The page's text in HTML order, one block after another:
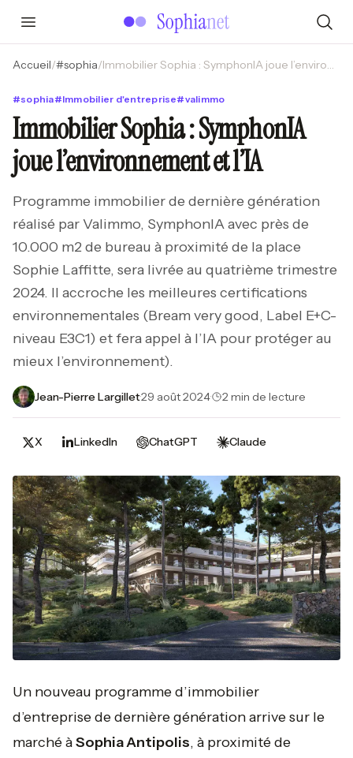
Accueil/#sophia/ Immobilier Sophia : SymphonIA joue l’environnement et l’IA
#sophia#Immobilier d'entreprise#valimmo
Immobilier Sophia : SymphonIA
joue l’environnement et l’IA
Programme immobilier de dernière génération
réalisé par Valimmo, SymphonIA avec près de
10.000 m2 de bureau à proximité de la place
Sophie Laffitte, sera livrée au quatrième trimestre
2024. Il accroche les meilleures certifications
environnementales (Bream very good, Label E+C-
niveau E3C1) et fera appel à l’IA pour protéger au
mieux l’environnement).
Jean-Pierre Largillet·29 août 2024· 2 min de lecture
X LinkedIn ChatGPT Claude
Un nouveau programme d’immobilier
d’entreprise de dernière génération arrive sur le
marché àSophia Antipolis, à proximité de